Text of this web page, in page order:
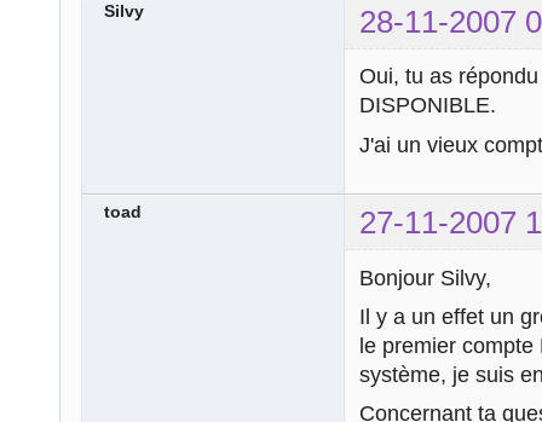
Silvy 28-11-2007
Oui, tu as
DISPONIBLE.
J'ai un vieux
toad 27-11-2007
Bonjour Silvy,
Il y a un effet un
le premier
système, je suis
Concernant ta